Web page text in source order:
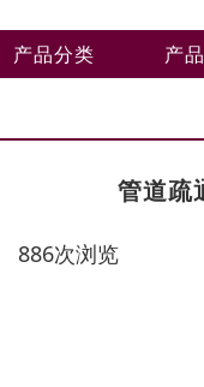
产品分类 产
管道疏
886次浏览